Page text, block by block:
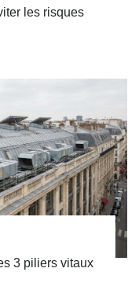
les risques
3 piliers vitaux